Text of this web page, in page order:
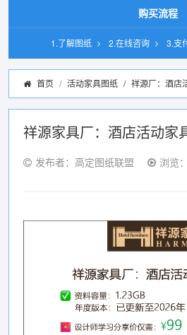
购买流程
1.了解图纸 2.在线咨询 3.支
首页 活动家具图纸 / 祥源厂：酒店
祥源家具厂：酒店活动家
发布者：高定图纸联盟 浏览